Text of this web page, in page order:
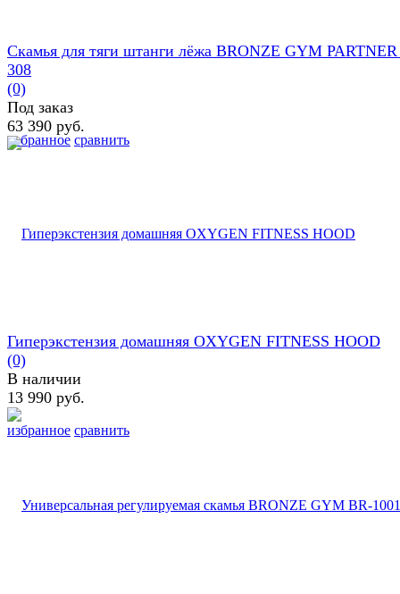
избранное сравнить
Скамья для тяги штанги лёжа BRONZE GYM
308
(0)
Под заказ
63 390 руб.
избранное сравнить
Гиперэкстензия домашняя OXYGEN FITNESS HOOD
(0)
В наличии
13 990 руб.